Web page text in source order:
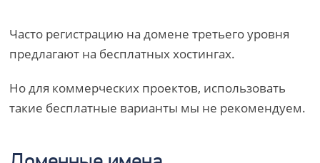
Часто регистрацию на домене третьего уровня
предлагают на бесплатных хостингах.
Но для коммерческих проектов, использовать
такие бесплатные варианты мы не рекомендуем.